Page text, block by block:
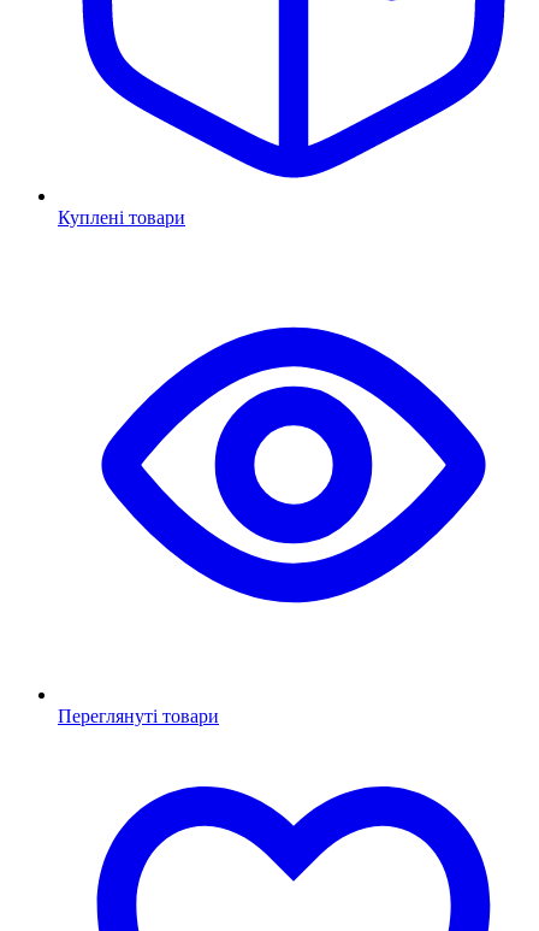
Куплені товари
Переглянуті товари